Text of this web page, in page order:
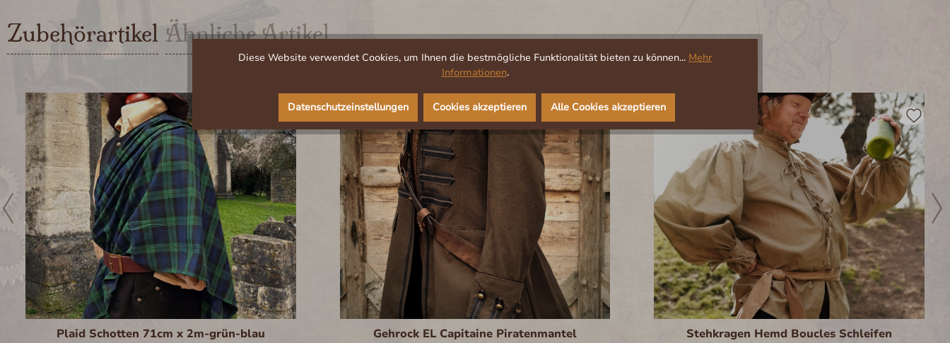
Zubehörartikel Ähnliche Artikel
Plaid Schotten 71cm x 2m-grün-blau
TIPP
Gehrock EL Capitaine Piratenmantel
%
Stehkragen Hemd Boucles Schleifen
Diese Website verwendet Cookies, um Ihnen die bestmögliche Funktionalität bieten zu können... Mehr
Informationen.
Datenschutzeinstellungen Cookies akzeptieren Alle Cookies akzeptieren